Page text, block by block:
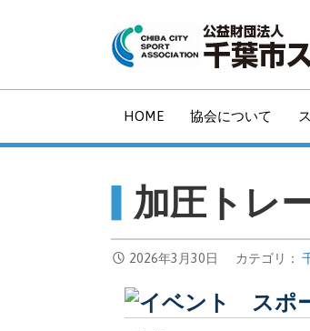
ン
へ
HOME 協会について
加圧トレ
2026年3月30日 カテゴリ：